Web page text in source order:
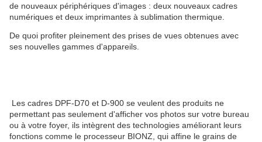
de nouveaux périphériques d'images : deux nouveaux cadres
numériques et deux imprimantes à sublimation thermique.
De quoi profiter pleinement des prises de vues obtenues avec
ses nouvelles gammes d'appareils.
Les cadres DPF-D70 et D-900 se veulent des produits ne
permettant pas seulement d'afficher vos photos sur votre bureau
ou à votre foyer, ils intègrent des technologies améliorant leurs
fonctions comme le processeur BIONZ, qui affine le grains de